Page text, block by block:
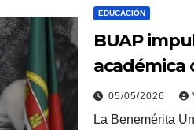
EDUCACIÓN
BUAP
académica
Fulbright-
enseñanza
05/05/2026
La Benemérita